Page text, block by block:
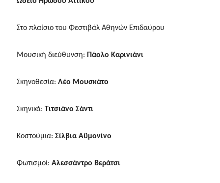
Στο πλαίσιο του Φεστιβάλ Αθηνών Επιδαύρου
Μουσική διεύθυνση: Πάολο Καρινιάνι
Σκηνοθεσία: Λέο Μουσκάτο
Σκηνικά: Τιτσιάνο Σάντι
Κοστούμια: Σίλβια Αϋμονίνο
Φωτισμοί: Αλεσσάντρο Βεράτσι